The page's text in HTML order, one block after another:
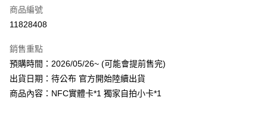
超商取貨付款
Apple Pay
街口支付
商品編號
11828408
銷售重點
預購時間：2026/05/26~ (可能會提前售完)
出貨日期：待公布 官方開始陸續出貨
商品內容：NFC實體卡*1 獨家自拍小卡*1